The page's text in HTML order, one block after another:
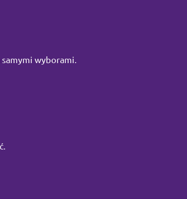
samymi wyborami.